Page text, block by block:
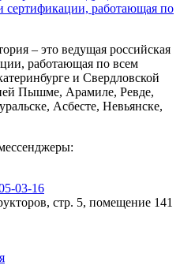
– это ведущая российская
работающая по всем
и Свердловской
Пышме, Арамиле, Ревде,
Асбесте, Невьянске,
03-16
стр. 5, помещение 141